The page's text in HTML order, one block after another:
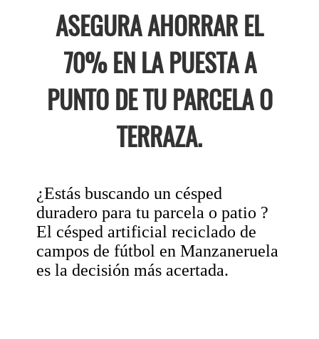
ASEGURA AHORRAR EL
70% EN LA PUESTA A
PUNTO DE TU PARCELA O
TERRAZA.
¿Estás buscando un césped
duradero para tu parcela o patio ?
El césped artificial reciclado de
campos de fútbol en Manzaneruela
es la decisión más acertada.